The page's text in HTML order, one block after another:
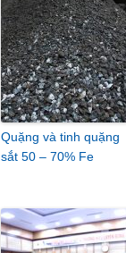
Quặng và tinh quặng
sắt 50 – 70% Fe